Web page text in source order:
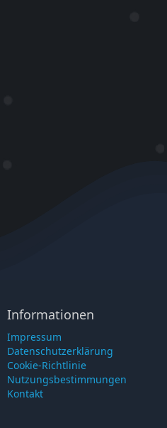
Informationen
Impressum
Datenschutzerklärung
Cookie-Richtlinie
Nutzungsbestimmungen
Kontakt